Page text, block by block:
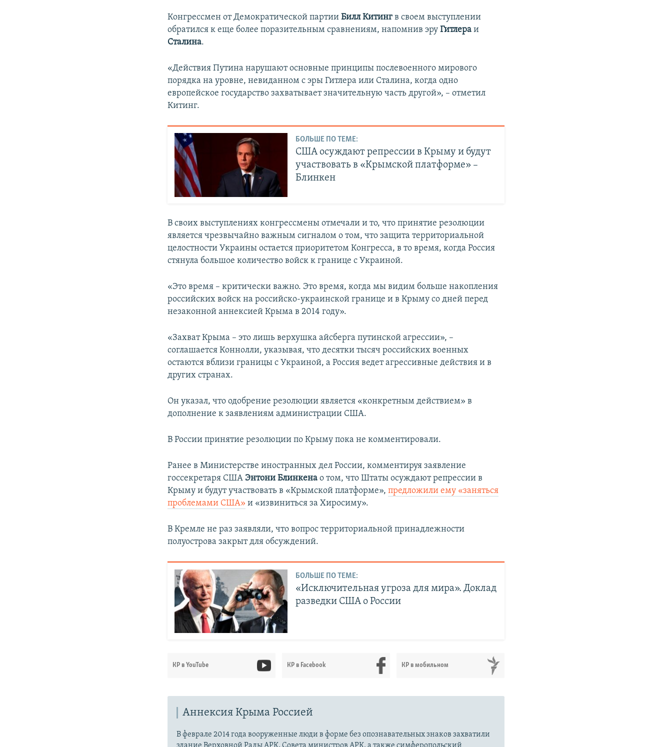
Конгрессмен от Демократической партииБилл Китинг в своем выступлении
обратился к еще более поразительным сравнениям, напомнив эруГитлера и
Сталина.
«Действия Путина нарушают основные принципы послевоенного мирового
порядка на уровне, невиданном с эры Гитлера или Сталина, когда одно
европейское государство захватывает значительную часть другой», – отметил
Китинг.
БОЛЬШЕ ПО ТЕМЕ:
США осуждают репрессии в Крыму и будут
участвовать в «Крымской платформе» –
Блинкен
В своих выступлениях конгрессмены отмечали и то, что принятие резолюции
является чрезвычайно важным сигналом о том, что защита территориальной
целостности Украины остается приоритетом Конгресса, в то время, когда Россия
стянула большое количество войск к границе с Украиной.
«Это время – критически важно. Это время, когда мы видим больше накопления
российских войск на российско-украинской границе и в Крыму со дней перед
незаконной аннексией Крыма в 2014 году».
«Захват Крыма – это лишь верхушка айсберга путинской агрессии», –
соглашается Коннолли, указывая, что десятки тысяч российских военных
остаются вблизи границы с Украиной, а Россия ведет агрессивные действия и в
других странах.
Он указал, что одобрение резолюции является «конкретным действием» в
дополнение к заявлениям администрации США.
В России принятие резолюции по Крыму пока не комментировали.
Ранее в Министерстве иностранных дел России, комментируя заявление
госсекретаря США Энтони Блинкена о том, что Штаты осуждают репрессии в
Крыму и будут участвовать в «Крымской платформе»,предложили ему «заняться
проблемами США» и «извиниться за Хиросиму».
В Кремле не раз заявляли, что вопрос территориальной принадлежности
полуострова закрыт для обсуждений.
БОЛЬШЕ ПО ТЕМЕ:
«Исключительная угроза для мира». Доклад
разведки США о России
КР в YouTube КР в Facebook КР в мобильном
Аннексия Крыма Россией
В феврале 2014 года вооруженные люди в форме без опознавательных знаков захватили